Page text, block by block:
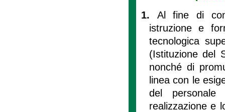
1. Al fine di
istruzione e
tecnologica
(Istituzione del
nonché di
linea con le
del
realizzazione e